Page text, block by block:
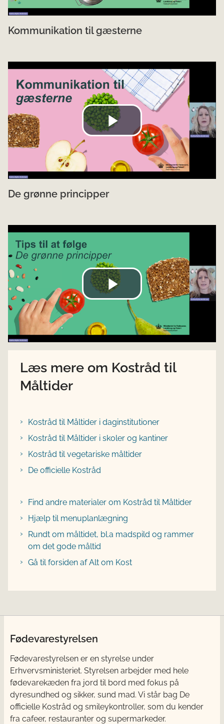
Kommunikation til gæsterne
De grønne principper
Læs mere om Kostråd til
Måltider
Kostråd til Måltider i daginstitutioner
Kostråd til Måltider i skoler og kantiner
Kostråd til vegetariske måltider
De officielle Kostråd
Find andre materialer om Kostråd til Måltider
Hjælp til menuplanlægning
Rundt om måltidet, bl.a madspild og rammer
om det gode måltid
Gå til forsiden af Alt om Kost
Fødevarestyrelsen
Fødevarestyrelsen er en styrelse under
Erhvervsministeriet. Styrelsen arbejder med hele
fødevarekæden fra jord til bord med fokus på
dyresundhed og sikker, sund mad. Vi står bag De
officielle Kostråd og smileykontroller, som du kender
fra cafeer, restauranter og supermarkeder.